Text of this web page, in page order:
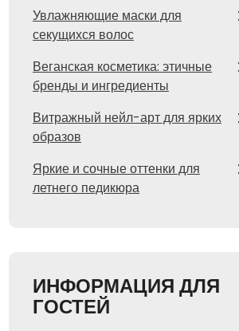
Увлажняющие маски для
секущихся волос
Веганская косметика: этичные
бренды и ингредиенты
Витражный нейл-арт для ярких
образов
Яркие и сочные оттенки для
летнего педикюра
ИНФОРМАЦИЯ ДЛЯ
ГОСТЕЙ